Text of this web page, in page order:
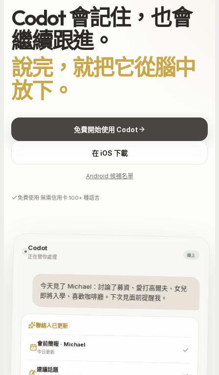
Codot 會記住，也會
繼續跟進。
說完，就把它從腦中
放下。
免費開始使用 Codot
在 iOS 下載
Android 候補名單
免費使用 ·無需信用卡·100+ 種語言
Codot
正在替你處理 線上
今天見了 Michael：討論了募資、愛打高爾夫、女兒
即將入學、喜歡咖啡廳。下次見面前提醒我。
聯絡人已更新
會前簡報 · Michael
今日更新
建議話題